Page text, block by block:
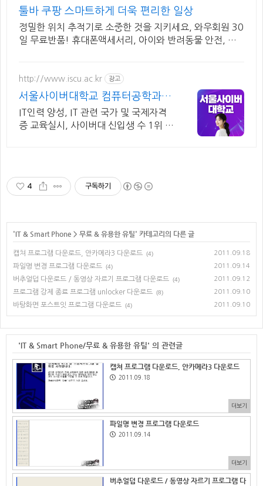
툴바 쿠팡 스마트하게 더욱 편리한 일상
정밀한 위치 추적기로 소중한 것을 지키세요, 와우회원 30
일 무료반품! 휴대폰액세서리, 아이와 반려동물 안전, 오
http://www.iscu.ac.kr 광고
서울사이버대학교 컴퓨터공학과
2026 가을학기 신편입생
IT인력 양성, IT 관련 국가 및 국제자격
증 교육실시, 사이버대 신입생 수 1위 장
4 구독하기
'IT & Smart Phone > 무료 & 유용한 유틸' 카테고리의 다른 글
캡쳐 프로그램 다운로드, 안카메라3 다운로드 (4) 2011.09.18
파일명 변경 프로그램 다운로드 (4) 2011.09.14
버추얼덥 다운로드 / 동영상 자르기 프로그램 다운로드 (4) 2011.09.12
프로그램 강제 종료 프로그램 unlocker 다운로드 (8) 2011.09.10
바탕화면 포스트잇 프로그램 다운로드 (4) 2011.09.10
'IT & Smart Phone/무료 & 유용한 유틸' 의 관련글
캡쳐 프로그램 다운로드, 안카메라3 다운로드
2011.09.18
더보기
파일명 변경 프로그램 다운로드
2011.09.14
더보기
버추얼덥 다운로드 / 동영상 자르기 프로그램 다